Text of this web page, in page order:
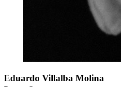
Eduardo Villalba Molina